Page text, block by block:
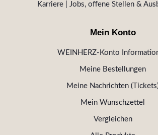
Karriere | Jobs, offene Stellen &
Mein Konto
WEINHERZ-Konto
Meine Bestellungen
Meine Nachrichten
Mein Wunschzettel
Vergleichen